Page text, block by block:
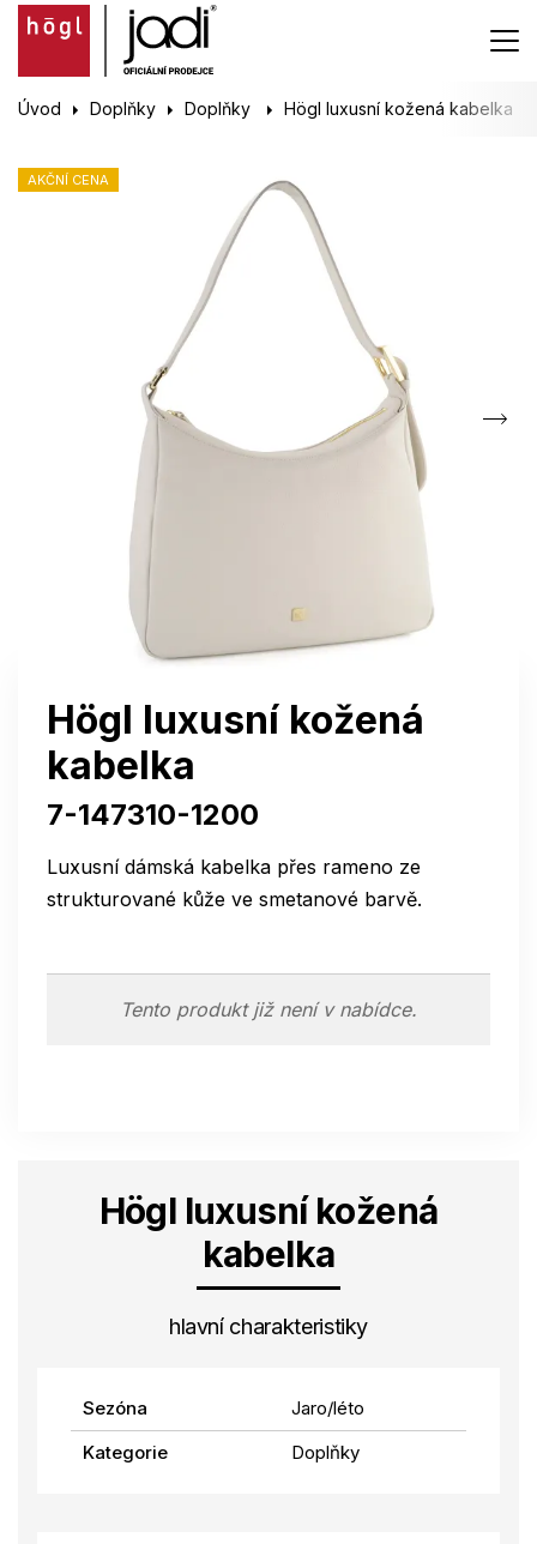
Úvod Doplňky Doplňky Högl luxusní kožená kabelka
AKČNÍ CENA
Högl luxusní kožená
kabelka
7-147310-1200
Luxusní dámská kabelka přes rameno ze
strukturované kůže ve smetanové barvě.
Tento produkt již není v nabídce.
Högl luxusní kožená
kabelka
hlavní charakteristiky
Sezóna
Jaro/léto
Kategorie
Doplňky